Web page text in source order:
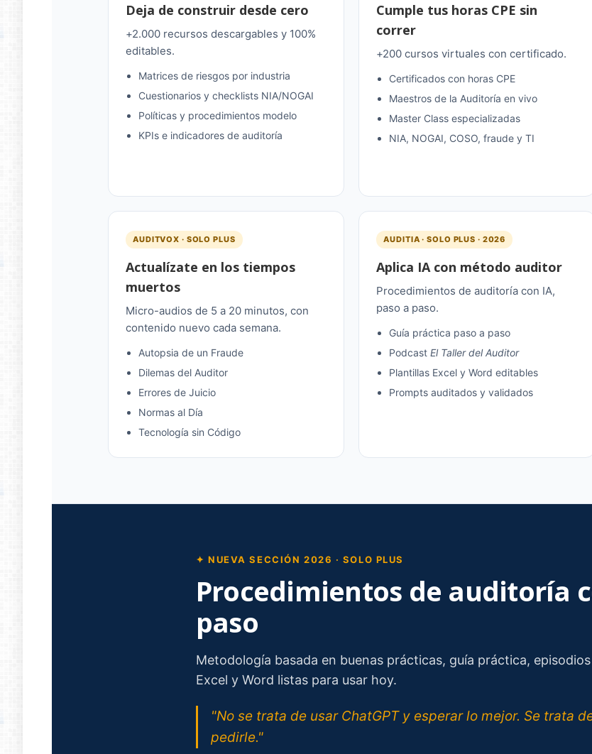
Deja de construir desde cero
+2.000 recursos descargables y 100%
editables.
Matrices de riesgos por industria
Cuestionarios y checklists NIA/NOGAI
Políticas y procedimientos modelo
KPIs e indicadores de auditoría
Cumple tus horas CPE sin
correr
+200 cursos virtuales con certificado.
Certificados con horas CPE
Maestros de la Auditoría en vivo
Master Class especializadas
NIA, NOGAI, COSO, fraude y TI
AUDITVOX · SOLO PLUS
Actualízate en los tiempos
muertos
Micro-audios de 5 a 20 minutos, con
contenido nuevo cada semana.
Autopsia de un Fraude
Dilemas del Auditor
Errores de Juicio
Normas al Día
Tecnología sin Código
AUDITIA · SOLO PLUS · 2026
Aplica IA con método auditor
Procedimientos de auditoría con IA,
paso a paso.
Guía práctica paso a paso
PodcastEl Taller del Auditor
Plantillas Excel y Word editables
Prompts auditados y validados
✦ NUEVA SECCIÓN 2026 · SOLO PLUS
Procedimientos de auditoría
paso
Metodología basada en buenas prácticas, guía práctica,
Excel y Word listas para usar hoy.
"No se trata de usar ChatGPT y esperar lo mejor. Se trata
pedirle."